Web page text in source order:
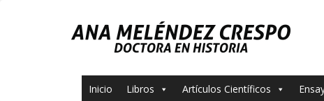
Inicio Libros Artículos Científicos